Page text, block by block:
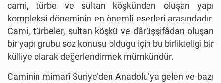
cami, türbe ve sultan köşkünden oluşan yapı
kompleksi döneminin en önemli eserleri arasındadır.
Cami, türbeler, sultan köşkü ve dârüşşifâdan oluşan
bir yapı grubu söz konusu olduğu için bu birlikteliği bir
külliye olarak değerlendirmek mümkündür.
Caminin mimarî Suriye’den Anadolu’ya gelen ve bazı